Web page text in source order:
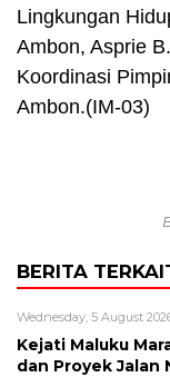
Lingkungan
Ambon, Asprie
Koordinasi
Ambon.(IM-03)
BERITA
Wednesday, 5 August
Kejati Maluku
dan Proyek Jalan